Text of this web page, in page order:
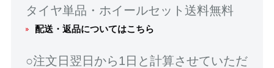
タイヤ単品・ホイールセット送料無料
配送・返品についてはこちら
○注文日翌日から1日と計算させていただ